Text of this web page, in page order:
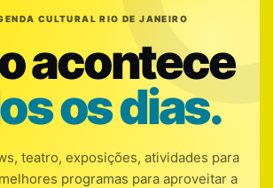
CULTURAL RIO DE JANEIRO
acontece
os dias.
teatro, exposições, atividades para
programas para aproveitar a